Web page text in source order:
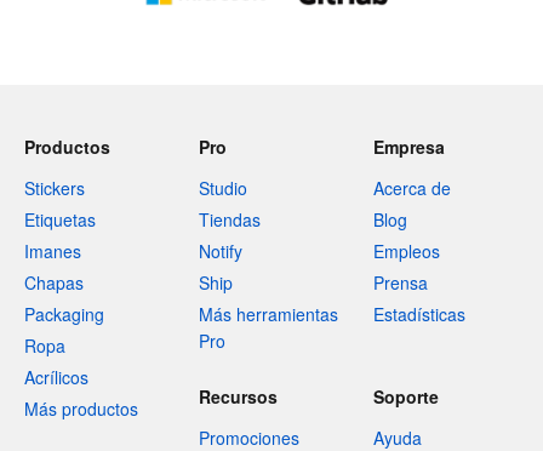
Productos
Stickers
Etiquetas
Imanes
Chapas
Packaging
Ropa
Acrílicos
Más productos
Pro
Studio
Tiendas
Notify
Ship
Más herramientas
Pro
Empresa
Acerca de
Blog
Empleos
Prensa
Estadísticas
Recursos
Promociones
Soporte
Ayuda